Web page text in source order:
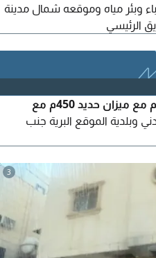
وبئر مياه وموقعه شمال مدينة
الرئيسي
مستودع للتقبيل المساحة 1000م مع ميزان حديد 450م مع
وبلدية الموقع البرية جنب
3